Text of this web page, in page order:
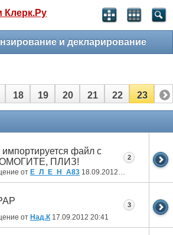
Клерк без рекламы
Клерк.Ру
и декларирование
18 19 20 21 22 23
файл с
ПЛИЗ!
от Е_Л_Е_Н_А83 18.09.2012 05:46
2
от Над.К 17.09.2012 20:41
3